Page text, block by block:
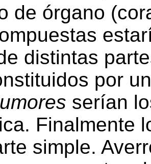
de órgano
distintas
por
serían
Finalmente
simple.